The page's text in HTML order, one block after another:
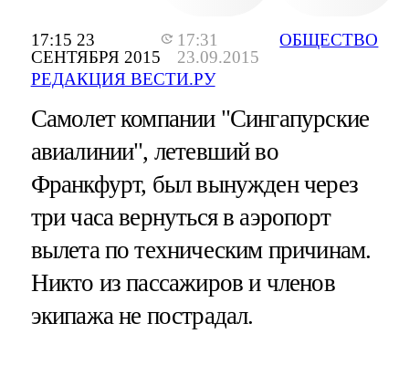
17:15 23
СЕНТЯБРЯ 2015
17:31
23.09.2015
РЕДАКЦИЯ ВЕСТИ.РУ
ОБЩЕСТВО
Самолет компании "Сингапурские
авиалинии", летевший во
Франкфурт, был вынужден через
три часа вернуться в аэропорт
вылета по техническим причинам.
Никто из пассажиров и членов
экипажа не пострадал.